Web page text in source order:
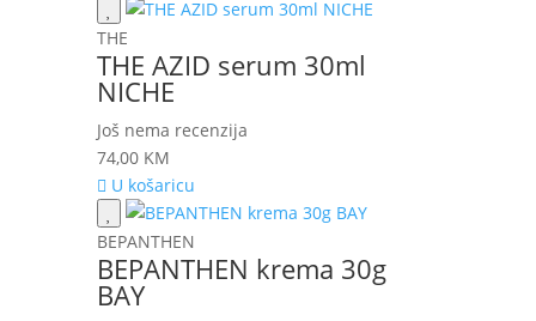
THE
THE AZID serum 30ml
NICHE
Još nema recenzija
74,00 KM
U košaricu
BEPANTHEN
BEPANTHEN krema 30g
BAY